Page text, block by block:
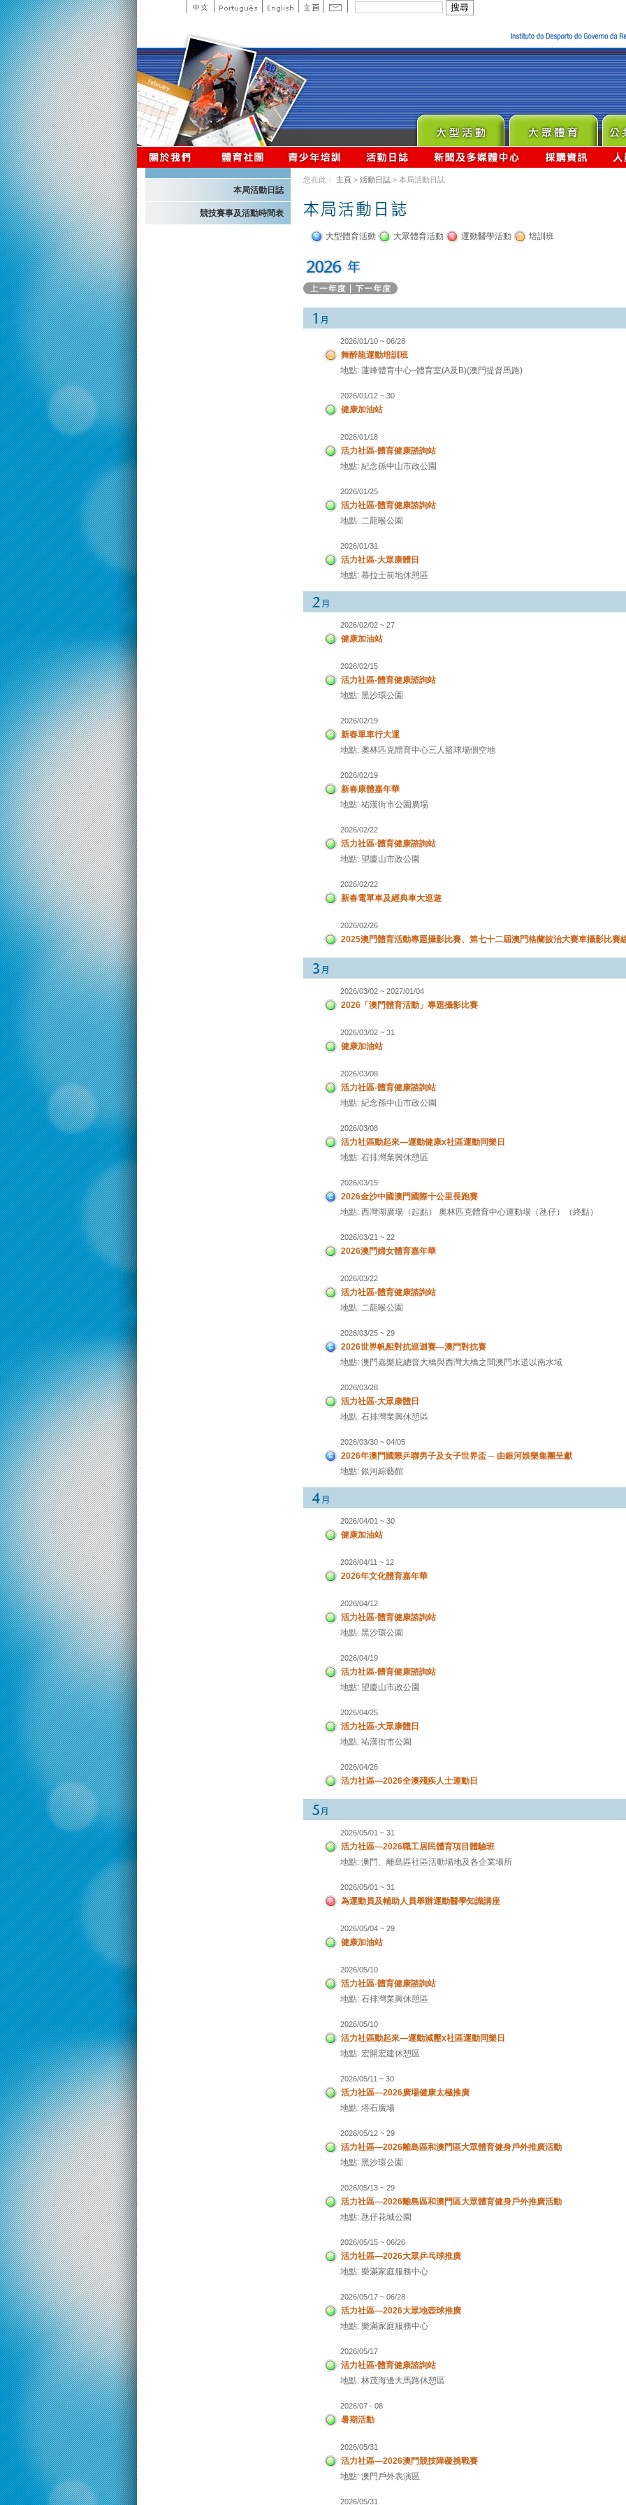
本局活動日誌
競技賽事及活動時間表
您在此： 主頁 > 活動日誌 > 本局活動日誌
大型體育活動 大眾體育活動 運動醫學活動 培訓班
2026/01/10 ~ 06/28
舞醉龍運動培訓班
地點: 蓮峰體育中心–體育室(A及B)(澳門提督馬路)
2026/01/12 ~ 30
健康加油站
2026/01/18
活力社區-體育健康諮詢站
地點: 紀念孫中山市政公園
2026/01/25
活力社區-體育健康諮詢站
地點: 二龍喉公園
2026/01/31
活力社區-大眾康體日
地點: 慕拉士前地休憩區
2026/02/02 ~ 27
健康加油站
2026/02/15
活力社區-體育健康諮詢站
地點: 黑沙環公園
2026/02/19
新春單車行大運
地點: 奧林匹克體育中心三人籃球場側空地
2026/02/19
新春康體嘉年華
地點: 祐漢街市公園廣場
2026/02/22
活力社區-體育健康諮詢站
地點: 望廈山市政公園
2026/02/22
新春電單車及經典車大巡遊
2026/02/26
2025澳門體育活動專題攝影比賽、第七十二屆澳門格蘭披治大賽車攝影比賽
2026/03/02 ~ 2027/01/04
2026「澳門體育活動」專題攝影比賽
2026/03/02 ~ 31
健康加油站
2026/03/08
活力社區-體育健康諮詢站
地點: 紀念孫中山市政公園
2026/03/08
活力社區動起來—運動健康x社區運動同樂日
地點: 石排灣業興休憩區
2026/03/15
2026金沙中國澳門國際十公里長跑賽
地點: 西灣湖廣場（起點） 奧林匹克體育中心運動場（氹仔）（終點）
2026/03/21 ~ 22
2026澳門婦女體育嘉年華
2026/03/22
活力社區-體育健康諮詢站
地點: 二龍喉公園
2026/03/25 ~ 29
2026世界帆船對抗巡迴賽—澳門對抗賽
地點: 澳門嘉樂庇總督大橋與西灣大橋之間澳門水道以南水域
2026/03/28
活力社區-大眾康體日
地點: 石排灣業興休憩區
2026/03/30 ~ 04/05
2026年澳門國際乒聯男子及女子世界盃 ─ 由銀河娛樂集團呈獻
地點: 銀河綜藝館
2026/04/01 ~ 30
健康加油站
2026/04/11 ~ 12
2026年文化體育嘉年華
2026/04/12
活力社區-體育健康諮詢站
地點: 黑沙環公園
2026/04/19
活力社區-體育健康諮詢站
地點: 望廈山市政公園
2026/04/25
活力社區-大眾康體日
地點: 祐漢街市公園
2026/04/26
活力社區—2026全澳殘疾人士運動日
2026/05/01 ~ 31
活力社區—2026職工居民體育項目體驗班
地點: 澳門、離島區社區活動場地及各企業場所
2026/05/01 ~ 31
為運動員及輔助人員舉辦運動醫學知識講座
2026/05/04 ~ 29
健康加油站
2026/05/10
活力社區-體育健康諮詢站
地點: 石排灣業興休憩區
2026/05/10
活力社區動起來—運動減壓x社區運動同樂日
地點: 宏開宏建休憩區
2026/05/11 ~ 30
活力社區—2026廣場健康太極推廣
地點: 塔石廣場
2026/05/12 ~ 29
活力社區—2026離島區和澳門區大眾體育健身戶外推廣活動
地點: 黑沙環公園
2026/05/13 ~ 29
活力社區—2026離島區和澳門區大眾體育健身戶外推廣活動
地點: 氹仔花城公園
2026/05/15 ~ 06/26
活力社區—2026大眾乒乓球推廣
地點: 樂滿家庭服務中心
2026/05/17 ~ 06/28
活力社區—2026大眾地壺球推廣
地點: 樂滿家庭服務中心
2026/05/17
活力社區-體育健康諮詢站
地點: 林茂海邊大馬路休憩區
2026/07 - 08
暑期活動
2026/05/31
活力社區—2026澳門競技障礙挑戰賽
地點: 澳門戶外表演區
2026/05/31